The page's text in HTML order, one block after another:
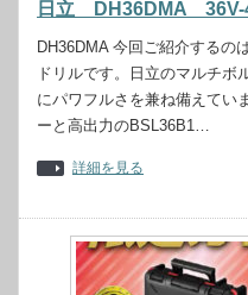
日立 DH36DMA 36V-
DH36DMA 今回ご紹介する
ドリルです。日立のマルチボ
にパワフルさを兼ね備えてい
ーと高出力のBSL36B1…
詳細を見る